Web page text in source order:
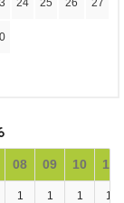
24 25 26 27
08 09 10 11
1 1 1 1